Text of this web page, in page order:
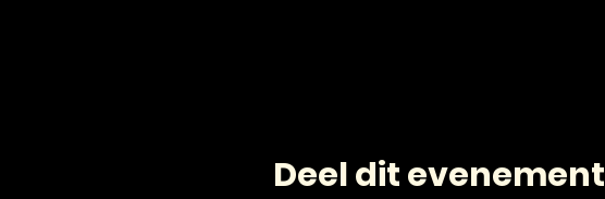
Deel dit evenement